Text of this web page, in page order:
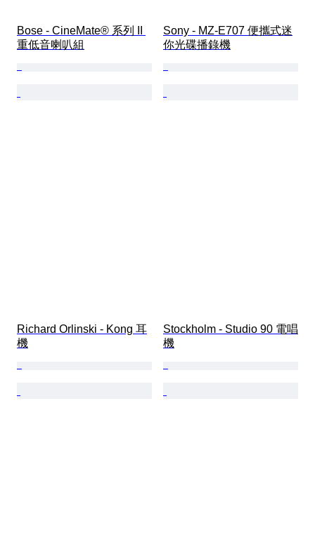
Bose - CineMate® 系列 II
重低音喇叭組
Sony - MZ-E707 便攜式迷
你光碟播錄機
Richard Orlinski - Kong 耳
機
Stockholm - Studio 90 電唱
機